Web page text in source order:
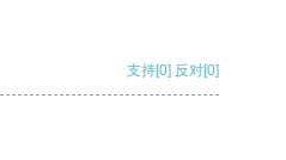
支持[0] 反对[0]